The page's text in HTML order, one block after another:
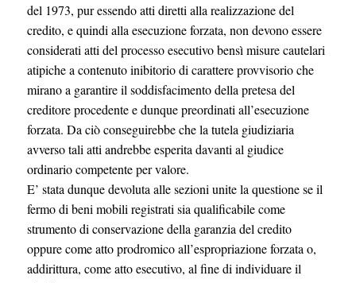
del 1973, pur essendo atti diretti alla realizzazione del
credito, e quindi alla esecuzione forzata, non devono essere
considerati atti del processo esecutivo bensì misure cautelari
atipiche a contenuto inibitorio di carattere provvisorio che
mirano a garantire il soddisfacimento della pretesa del
creditore procedente e dunque preordinati all’esecuzione
forzata. Da ciò conseguirebbe che la tutela giudiziaria
avverso tali atti andrebbe esperita davanti al giudice
ordinario competente per valore.
E’ stata dunque devoluta alle sezioni unite la questione se il
fermo di beni mobili registrati sia qualificabile come
strumento di conservazione della garanzia del credito
oppure come atto prodromico all’espropriazione forzata o,
addirittura, come atto esecutivo, al fine di individuare il